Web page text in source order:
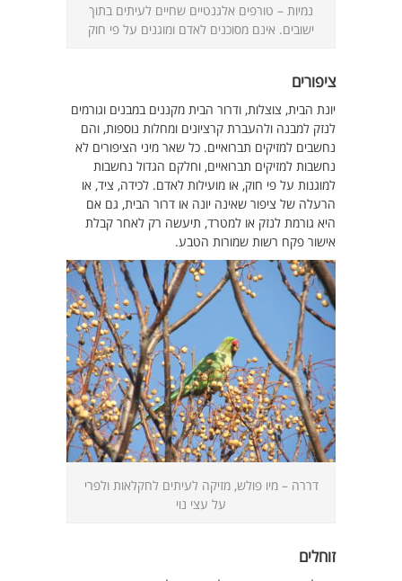
נמיות – טורפים אלגנטיים שחיים לעיתים בתוך
ישובים. אינם מסוכנים לאדם ומוגנים על פי חוק
ציפורים
יונת הבית, צוצלות, ודרור הבית מקננים במבנים וגורמים
לנזק למבנה ולהעברת קרציונים ומחלות נוספות, והם
נחשבים למזיקים תברואיים. כל שאר מיני הציפורים לא
נחשבות למזיקים תברואיים, וחלקם הגדול נחשבות
למוגנות על פי חוק, או מועילות לאדם. לכידה, ציד, או
הרעלה של ציפור שאינה יונה או דרור הבית, גם אם
היא גורמת לנזק או למטרד, תיעשה רק לאחר קבלת
אישור פקח רשות שמורות הטבע.
דררה – מיו פולש, מזיקה לעיתים לחקלאות ולפרי
על עצי נוי
זוחלים